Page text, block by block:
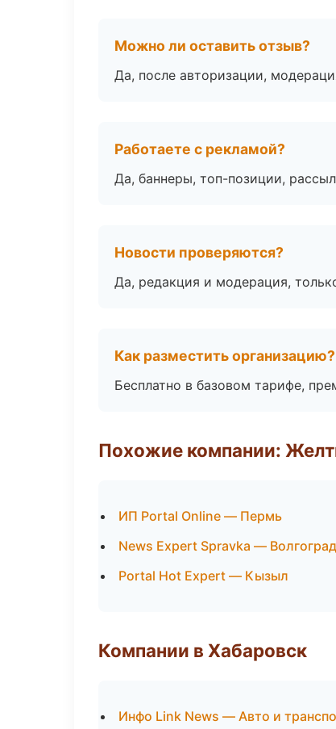
Можно ли оставить отзыв?
Да, после авторизации,
Работаете с рекламой?
Да, баннеры, топ-позиции,
Новости проверяются?
Да, редакция и модерация,
Как разместить организацию?
Бесплатно в базовом тарифе,
Похожие компании:
ИП Portal Online — Пермь
News Expert Spravka — Волгоград
Portal Hot Expert — Кызыл
Компании в Хабаровск
Инфо Link News — Авто и